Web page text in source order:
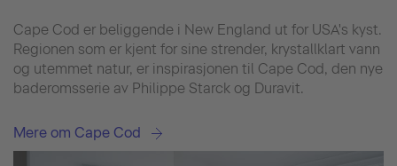
Cape Cod er beliggende i New England ut for USA's kyst.
Regionen som er kjent for sine strender, krystallklart vann
og utemmet natur, er inspirasjonen til Cape Cod, den nye
baderomsserie av Philippe Starck og Duravit.
Mere om Cape Cod